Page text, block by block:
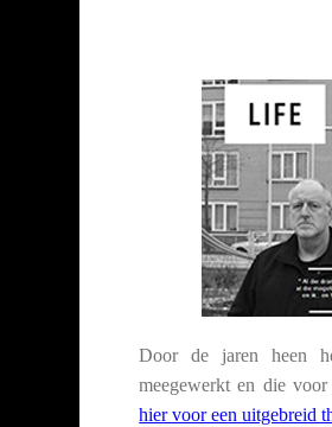
Door de jaren heen
meegewerkt en die
hier voor een uitgebreid